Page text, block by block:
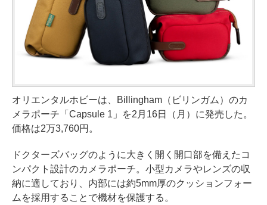
オリエンタルホビーは、Billingham（ビリンガム）のカ
メラポーチ「Capsule 1」を2月16日（月）に発売した。
価格は2万3,760円。
ドクターズバッグのように大きく開く開口部を備えたコ
ンパクト設計のカメラポーチ。小型カメラやレンズの収
納に適しており、内部には約5mm厚のクッションフォー
ムを採用することで機材を保護する。